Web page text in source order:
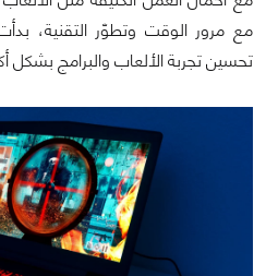
مع مرور الوقت وتطوّر التقنية،
تحسين تجربة الألعاب والبرامج